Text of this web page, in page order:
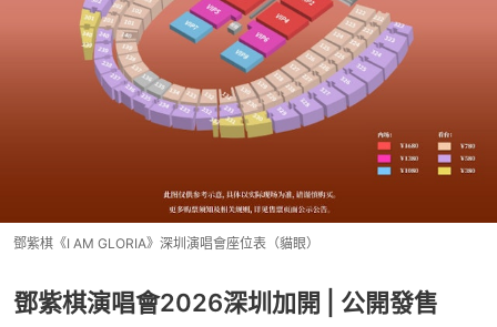
鄧紫棋《I AM GLORIA》深圳演唱會座位表（貓眼）
鄧紫棋演唱會2026深圳加開 | 公開發售